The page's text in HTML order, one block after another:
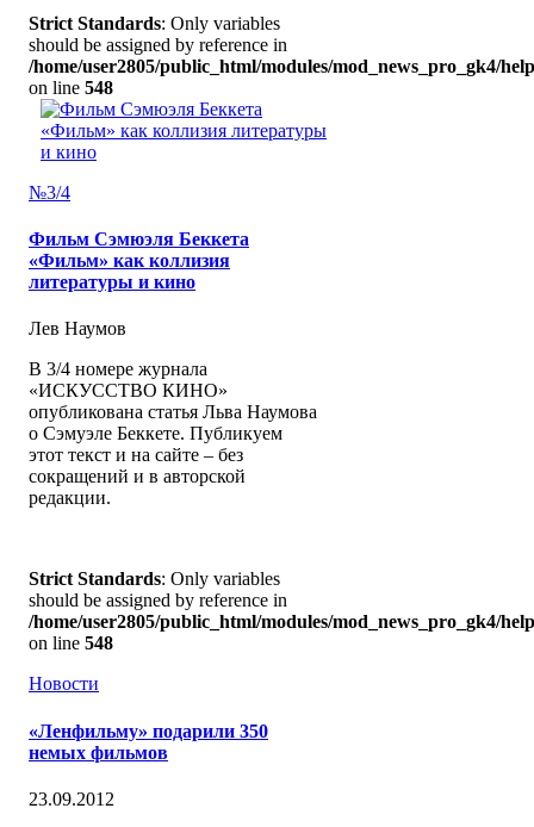
Strict Standards: Only variables
should be assigned by reference in
/home/user2805/public_html/modules/mod_news_pro_gk4/
on line 548
№3/4
Фильм Сэмюэля Беккета
«Фильм» как коллизия
литературы и кино
Лев Наумов
В 3/4 номере журнала
«ИСКУССТВО КИНО»
опубликована статья Льва Наумова
о Сэмуэле Беккете. Публикуем
этот текст и на сайте – без
сокращений и в авторской
редакции.
Strict Standards: Only variables
should be assigned by reference in
/home/user2805/public_html/modules/mod_news_pro_gk4/
on line 548
Новости
«Ленфильму» подарили 350
немых фильмов
23.09.2012